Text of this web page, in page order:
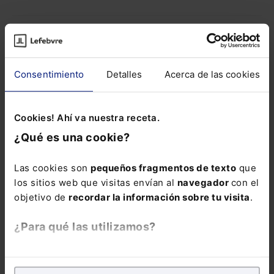
Consentimiento Detalles Acerca de las cookies
Cookies! Ahí va nuestra receta.
¿Qué es una cookie?
Las cookies son pequeños fragmentos de texto que
los sitios web que visitas envían al navegador con el
objetivo de recordar la información sobre tu visita.
¿Para qué las utilizamos?
analíticospara tratar demejorar tu experienciaen
COMENTARIOS
COMENTAR